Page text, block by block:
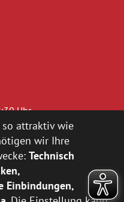
Uhr
Uhr und 14.00 - 16.00
Uhr
Uhr
Uhr
so attraktiv wie
wir Ihre
Technisch
Einbindungen,